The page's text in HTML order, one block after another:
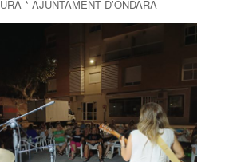
* AJUNTAMENT D’ONDARA